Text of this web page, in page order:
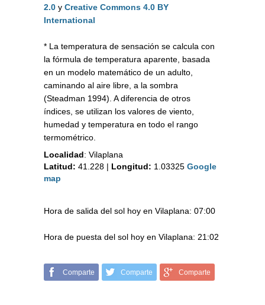
2.0 y Creative Commons 4.0 BY
International
* La temperatura de sensación se calcula con
la fórmula de temperatura aparente, basada
en un modelo matemático de un adulto,
caminando al aire libre, a la sombra
(Steadman 1994). A diferencia de otros
índices, se utilizan los valores de viento,
humedad y temperatura en todo el rango
termométrico.
Localidad: Vilaplana
Latitud: 41.228 | Longitud: 1.03325 Google
map
Hora de salida del sol hoy en Vilaplana: 07:00
Hora de puesta del sol hoy en Vilaplana: 21:02
Comparte Comparte Comparte